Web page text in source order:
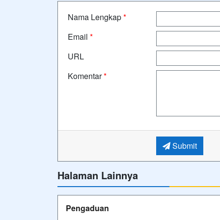
Nama Lengkap*
Email *
URL
Komentar*
Submit
Halaman Lainnya
Pengaduan